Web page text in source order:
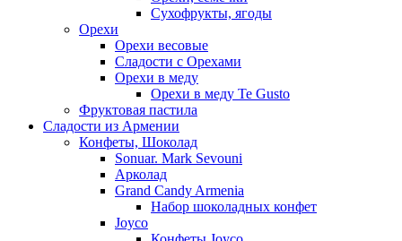
Сухофрукты, ягоды
Орехи
Орехи весовые
Сладости с Орехами
Орехи в меду
Орехи в меду Te Gusto
Фруктовая пастила
Сладости из Армении
Конфеты, Шоколад
Sonuar. Mark Sevouni
Арколад
Grand Candy Armenia
Набор шоколадных конфет
Joyco